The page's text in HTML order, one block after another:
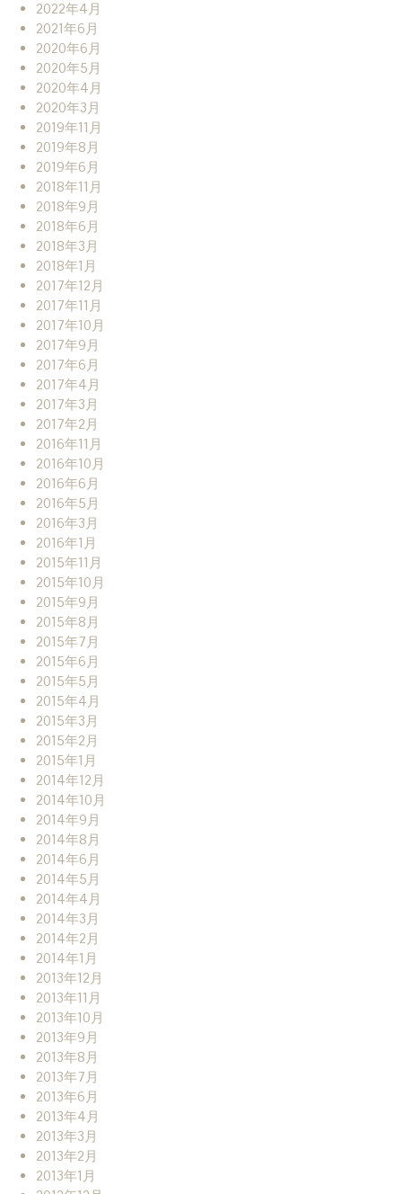
2022年4月
2021年6月
2020年6月
2020年5月
2020年4月
2020年3月
2019年11月
2019年8月
2019年6月
2018年11月
2018年9月
2018年6月
2018年3月
2018年1月
2017年12月
2017年11月
2017年10月
2017年9月
2017年6月
2017年4月
2017年3月
2017年2月
2016年11月
2016年10月
2016年6月
2016年5月
2016年3月
2016年1月
2015年11月
2015年10月
2015年9月
2015年8月
2015年7月
2015年6月
2015年5月
2015年4月
2015年3月
2015年2月
2015年1月
2014年12月
2014年10月
2014年9月
2014年8月
2014年6月
2014年5月
2014年4月
2014年3月
2014年2月
2014年1月
2013年12月
2013年11月
2013年10月
2013年9月
2013年8月
2013年7月
2013年6月
2013年4月
2013年3月
2013年2月
2013年1月